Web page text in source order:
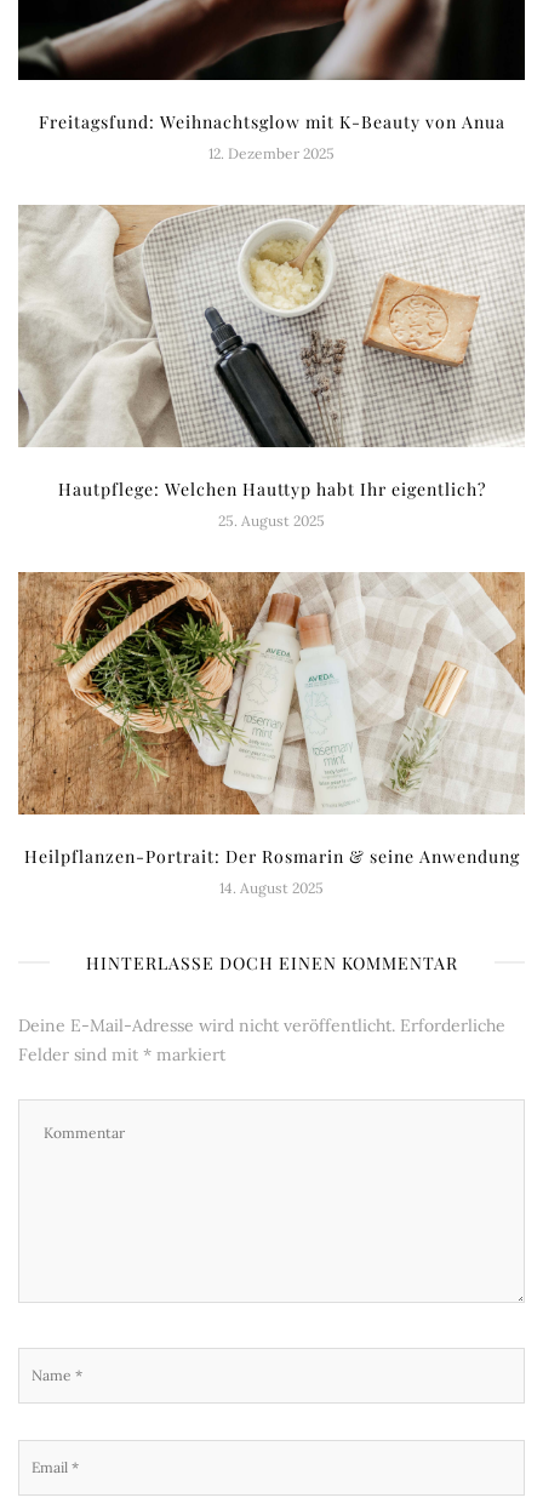
Freitagsfund: Weihnachtsglow mit K-Beauty von Anua
12. Dezember 2025
Hautpflege: Welchen Hauttyp habt Ihr eigentlich?
25. August 2025
Heilpflanzen-Portrait: Der Rosmarin & seine Anwendung
14. August 2025
HINTERLASSE DOCH EINEN KOMMENTAR
Deine E-Mail-Adresse wird nicht veröffentlicht. Erforderliche
Felder sind mit * markiert